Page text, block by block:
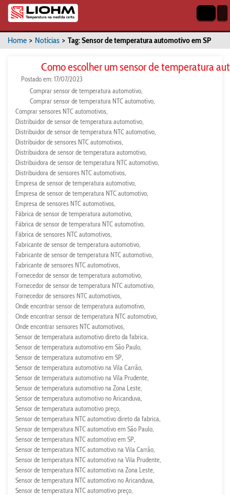
Home > Notícias > Tag: Sensor de temperatura automotivo em SP
Como escolher um sensor de temperatura
Postado em: 17/07/2023
Comprar sensor de temperatura automotivo
Comprar sensor de temperatura NTC automotivo
Comprar sensores NTC automotivos
Distribuidor de sensor de temperatura automotivo
Distribuidor de sensor de temperatura NTC automotivo
Distribuidor de sensores NTC automotivos
Distribuidora de sensor de temperatura automotivo
Distribuidora de sensor de temperatura NTC automotivo
Distribuidora de sensores NTC automotivos
Empresa de sensor de temperatura automotivo
Empresa de sensor de temperatura NTC automotivo
Empresa de sensores NTC automotivos
Fábrica de sensor de temperatura automotivo
Fábrica de sensor de temperatura NTC automotivo
Fábrica de sensores NTC automotivos
Fabricante de sensor de temperatura automotivo
Fabricante de sensor de temperatura NTC automotivo
Fabricante de sensores NTC automotivos
Fornecedor de sensor de temperatura automotivo
Fornecedor de sensor de temperatura NTC automotivo
Fornecedor de sensores NTC automotivos
Onde encontrar sensor de temperatura automotivo
Onde encontrar sensor de temperatura NTC automotivo
Onde encontrar sensores NTC automotivos
Sensor de temperatura automotivo direto da fabrica
Sensor de temperatura automotivo em São Paulo
Sensor de temperatura automotivo em SP
Sensor de temperatura automotivo na Vila Carrão
Sensor de temperatura automotivo na Vila Prudente
Sensor de temperatura automotivo na Zona Leste
Sensor de temperatura automotivo no Aricanduva
Sensor de temperatura automotivo preço
Sensor de temperatura NTC automotivo direto da fabrica
Sensor de temperatura NTC automotivo em São Paulo
Sensor de temperatura NTC automotivo em SP
Sensor de temperatura NTC automotivo na Vila Carrão
Sensor de temperatura NTC automotivo na Vila Prudente
Sensor de temperatura NTC automotivo na Zona Leste
Sensor de temperatura NTC automotivo no Aricanduva
Sensor de temperatura NTC automotivo preço